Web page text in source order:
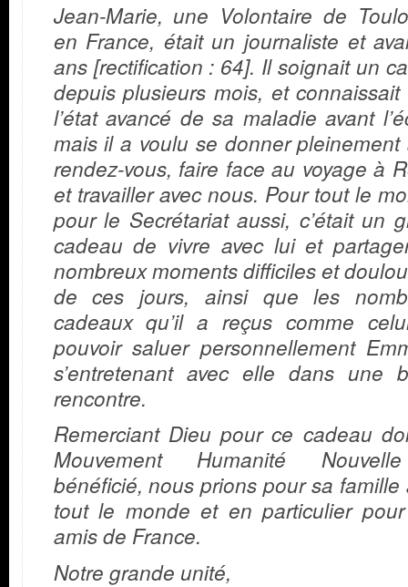
Jean-Marie, une Volontaire de
en France, était un journaliste et
ans [rectification : 64]. Il soignait un
depuis plusieurs mois, et connaissait
l’état avancé de sa maladie avant
mais il a voulu se donner pleinement
rendez-vous, faire face au voyage à
et travailler avec nous. Pour tout le
pour le Secrétariat aussi, c’était un
cadeau de vivre avec lui et
nombreux moments difficiles et
de ces jours, ainsi que les
cadeaux qu’il a reçus comme
pouvoir saluer personnellement
s’entretenant avec elle dans une
rencontre.
Remerciant Dieu pour ce cadeau
Mouvement Humanité
bénéficié, nous prions pour sa famille
tout le monde et en particulier
amis de France.
Notre grande unité,